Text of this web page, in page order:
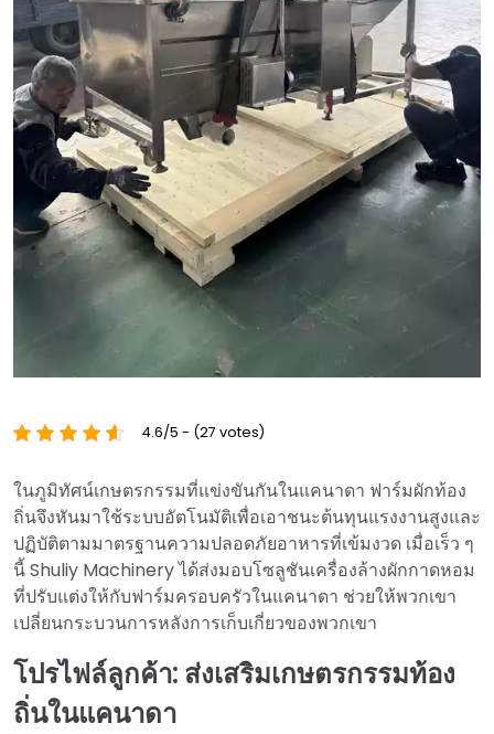
4.6/5 - (27 votes)
ในภูมิทัศน์เกษตรกรรมที่แข่งขันกันในแคนาดา ฟาร์มผักท้อง
ถิ่นจึงหันมาใช้ระบบอัตโนมัติเพื่อเอาชนะต้นทุนแรงงานสูงและ
ปฏิบัติตามมาตรฐานความปลอดภัยอาหารที่เข้มงวด เมื่อเร็ว ๆ
นี้ Shuliy Machinery ได้ส่งมอบโซลูชันเครื่องล้างผักกาดหอม
ที่ปรับแต่งให้กับฟาร์มครอบครัวในแคนาดา ช่วยให้พวกเขา
เปลี่ยนกระบวนการหลังการเก็บเกี่ยวของพวกเขา
โปรไฟล์ลูกค้า: ส่งเสริมเกษตรกรรมท้อง
ถิ่นในแคนาดา